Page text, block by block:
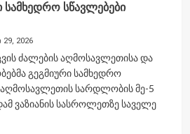
სამხედრო სწავლებები
29, 2026
ძალების აღმოსავლეთისა და
გეგმიური სამხედრო
აღმოსავლეთის სარდლობის მე-5
ვაზიანის სასროლეთზე საველე